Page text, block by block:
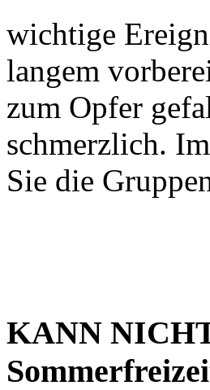
wichtige
langem
zum Opfer
schmerzlich.
Sie die
KANN